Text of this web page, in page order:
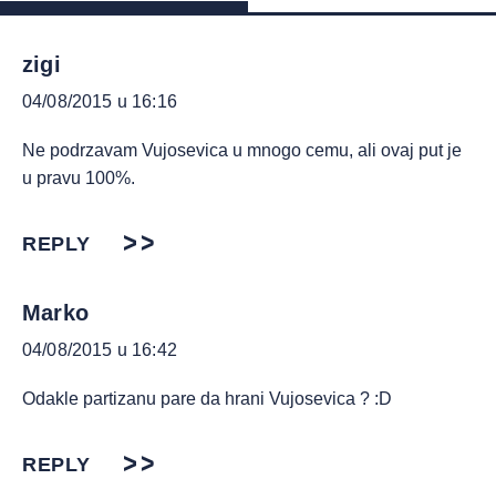
zigi
04/08/2015 u 16:16
Ne podrzavam Vujosevica u mnogo cemu, ali ovaj put je
u pravu 100%.
REPLY
Marko
04/08/2015 u 16:42
Odakle partizanu pare da hrani Vujosevica ? :D
REPLY